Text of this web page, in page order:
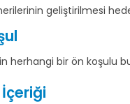
geliştirilmesi
herhangi bir ön koşulu